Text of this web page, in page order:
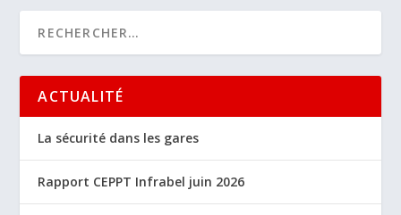
ACTUALITÉ
La sécurité dans les gares
Rapport CEPPT Infrabel juin 2026